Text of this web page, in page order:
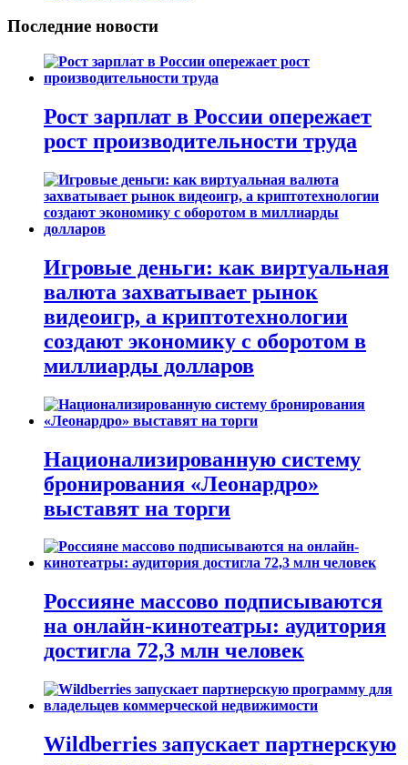
Последние новости
Рост зарплат в России опережает
рост производительности труда
Игровые деньги: как виртуальная
валюта захватывает рынок
видеоигр, а криптотехнологии
создают экономику с оборотом в
миллиарды долларов
Национализированную систему
бронирования «Леонардро»
выставят на торги
Россияне массово подписываются
на онлайн-кинотеатры: аудитория
достигла 72,3 млн человек
Wildberries запускает партнерскую